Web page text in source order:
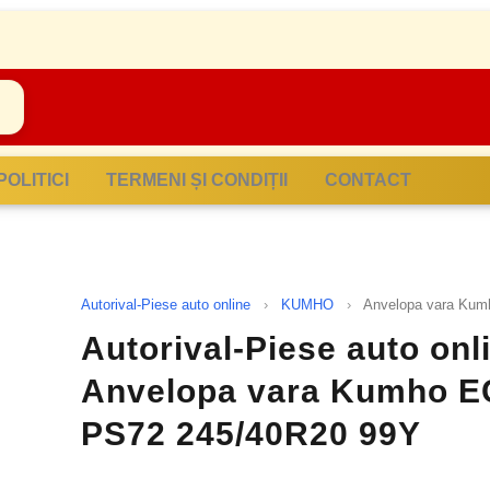
POLITICI TERMENI ȘI CONDIȚII CONTACT
Autorival-Piese auto online › KUMHO › Anvelopa vara
Autorival-Piese auto
Anvelopa vara Kumho
PS72 245/40R20 99Y